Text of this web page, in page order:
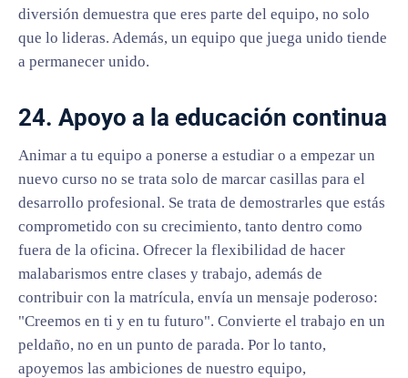
diversión demuestra que eres parte del equipo, no solo
que lo lideras. Además, un equipo que juega unido tiende
a permanecer unido.
24. Apoyo a la educación continua
Animar a tu equipo a ponerse a estudiar o a empezar un
nuevo curso no se trata solo de marcar casillas para el
desarrollo profesional. Se trata de demostrarles que estás
comprometido con su crecimiento, tanto dentro como
fuera de la oficina. Ofrecer la flexibilidad de hacer
malabarismos entre clases y trabajo, además de
contribuir con la matrícula, envía un mensaje poderoso:
"Creemos en ti y en tu futuro". Convierte el trabajo en un
peldaño, no en un punto de parada. Por lo tanto,
apoyemos las ambiciones de nuestro equipo,